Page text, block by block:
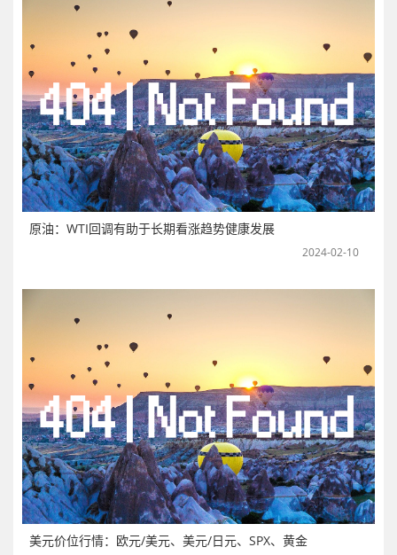
原油：WTI回调有助于长期看涨趋势健康发展
2024-02-10
美元价位行情：欧元/美元、美元/日元、SPX、黄金